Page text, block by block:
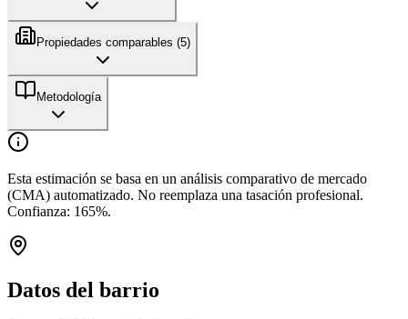
Propiedades comparables (5)
Metodología
Esta estimación se basa en un análisis comparativo de mercado
(CMA) automatizado. No reemplaza una tasación profesional.
Confianza: 165%.
Datos del barrio